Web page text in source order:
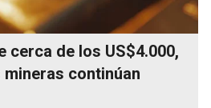
cerca de los US$4.000,
continúan